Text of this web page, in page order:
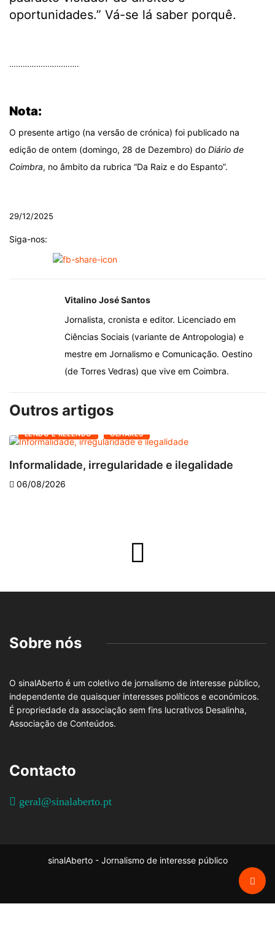
oportunidades.” Vá-se lá saber porquê.
………………………….
Nota:
O presente artigo (na versão de crónica) foi publicado na
edição de ontem (domingo, 28 de Dezembro) do Diário de
Coimbra, no âmbito da rubrica “Da Raiz e do Espanto”.
29/12/2025
Siga-nos:
Vitalino José Santos
Jornalista, cronista e editor. Licenciado em
Ciências Sociais (variante de Antropologia) e
mestre em Jornalismo e Comunicação. Oestino
(de Torres Vedras) que vive em Coimbra.
Outros artigos
LENDO E RELENDO OLHARES
Informalidade, irregularidade e ilegalidade
06/08/2026
Sobre nós
O sinalAberto é um coletivo de jornalismo de interesse público,
independente de quaisquer interesses políticos e económicos.
É propriedade da associação sem fins lucrativos Desalinha,
Associação de Conteúdos.
Contacto
geral@sinalaberto.pt
sinalAberto - Jornalismo de interesse público